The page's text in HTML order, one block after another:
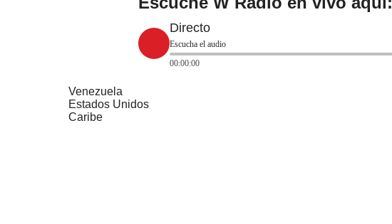
Directo
Escucha el audio
00:00:00
Venezuela
Estados Unidos
Caribe